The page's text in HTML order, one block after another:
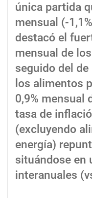
única partida
mensual (-
destacó el
mensual de
seguido del de
los alimentos
0,9% mensual
tasa de
(excluyendo
energía)
situándose en
interanuales